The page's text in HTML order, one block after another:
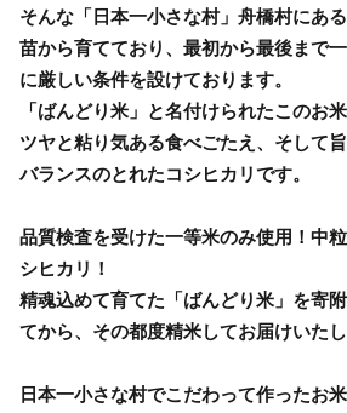
そんな「日本一小さな村」舟橋村にあ
苗から育てており、最初から最後まで
に厳しい条件を設けております。
「ばんどり米」と名付けられたこのお
ツヤと粘り気ある食べごたえ、そして
バランスのとれたコシヒカリです。
品質検査を受けた一等米のみ使用！中
シヒカリ！
精魂込めて育てた「ばんどり米」を寄
てから、その都度精米してお届けいたし
日本一小さな村でこだわって作ったお